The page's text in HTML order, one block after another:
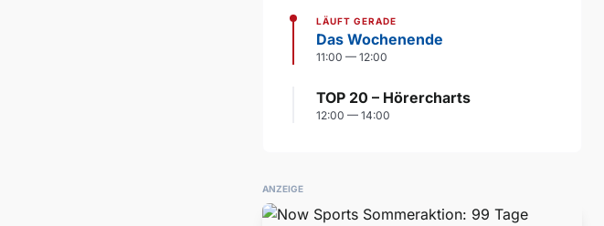
LÄUFT GERADE
Das Wochenende
11:00 — 12:00
TOP 20 – Hörercharts
12:00 — 14:00
ANZEIGE